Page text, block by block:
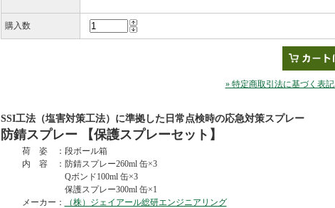
購入数
» 特定商取引法に基づく表
SSI工法（塩害対策工法）に準拠した日常点検時の応急対策スプレー
防錆スプレー 【保護スプレーセット】
荷 姿 ：段ボール箱
内 容 ：防錆スプレー260ml 缶×3
Qボンド100ml 缶×3
保護スプレー300ml 缶×1
メーカー：
（株）ジェイアール総研エンジニアリング